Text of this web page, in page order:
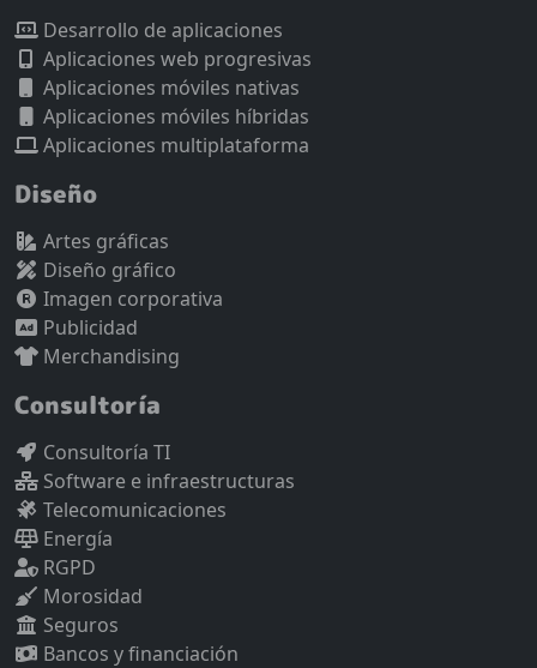
Desarrollo de aplicaciones
Aplicaciones web progresivas
Aplicaciones móviles nativas
Aplicaciones móviles híbridas
Aplicaciones multiplataforma
Diseño
Artes gráficas
Diseño gráfico
Imagen corporativa
Publicidad
Merchandising
Consultoría
Consultoría TI
Software e infraestructuras
Telecomunicaciones
Energía
RGPD
Morosidad
Seguros
Bancos y financiación